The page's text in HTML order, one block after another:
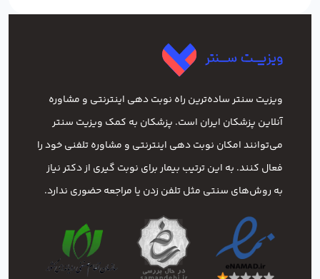
ویزیت سنتر ساده‌ترین راه نوبت‌ دهی اینترنتی و مشاوره
آنلاین پزشکان ایران است. پزشکان به کمک ویزیت سنتر
می‌توانند امکان نوبت دهی اینترنتی و مشاوره تلفنی خود را
فعال کنند. به این ترتیب بیمار برای نوبت گیری از دکتر نیاز
به روش‌های سنتی مثل تلفن زدن یا مراجعه حضوری ندارد.